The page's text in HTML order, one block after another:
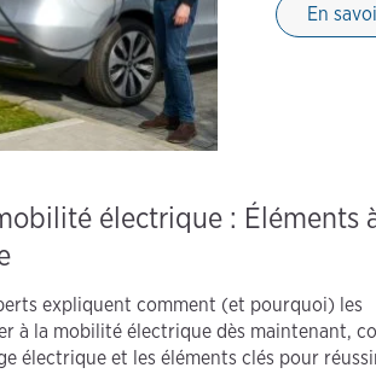
En
électrique : Éléments
expliquent comment (et pourquoi) les
à la mobilité électrique dès maintenant,
électrique et les éléments clés pour